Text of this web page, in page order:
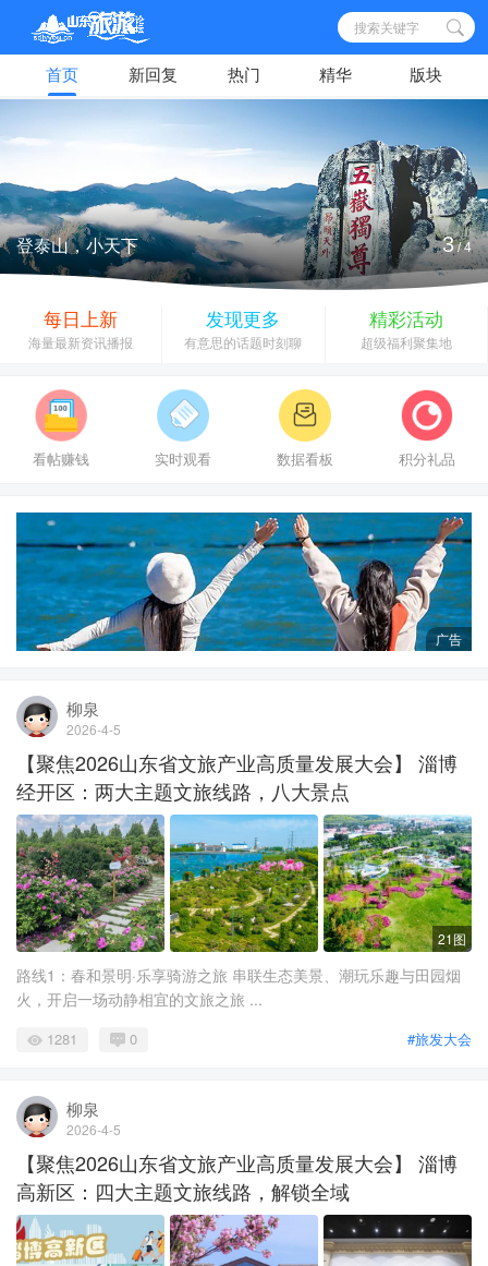
搜索关键字
首页 新回复 热门 精华 版块
海风之城，尽享自然之美 4/4
每日上新
海量最新资讯播报
发现更多
有意思的话题时刻聊
精彩活动
超级福利聚集地
看帖赚钱 实时观看 数据看板 积分礼品
广告
柳泉
2026-4-5
【聚焦2026山东省文旅产业高质量发展大会】 淄博
经开区：两大主题文旅线路，八大景点
21图
路线1：春和景明·乐享骑游之旅 串联生态美景、潮玩乐趣与田园烟
火，开启一场动静相宜的文旅之旅 ...
#旅发大会
1281 0
柳泉
2026-4-5
【聚焦2026山东省文旅产业高质量发展大会】 淄博
高新区：四大主题文旅线路，解锁全域